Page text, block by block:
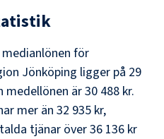
för
Jönköping ligger på 29
medellönen är30 488 kr.
mer än 32 935 kr,
tjänar över36 136 kr